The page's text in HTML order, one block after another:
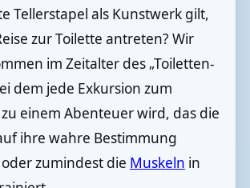
Tellerstapel als Kunstwerk gilt,
zur Toilette antreten? Wir
im Zeitalter des „Toiletten-
dem jede Exkursion zum
einem Abenteuer wird, das die
ihre wahre Bestimmung
zumindest die Muskeln in